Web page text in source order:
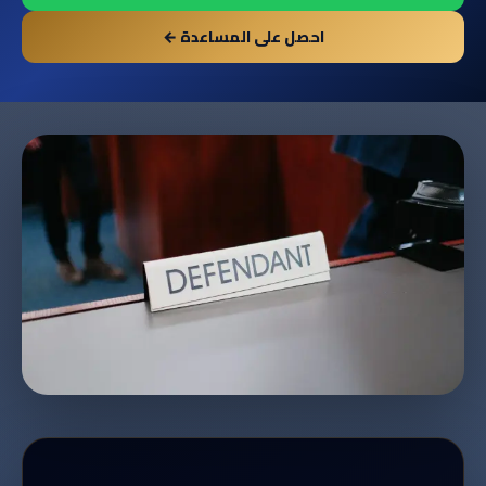
احصل على المساعدة ←